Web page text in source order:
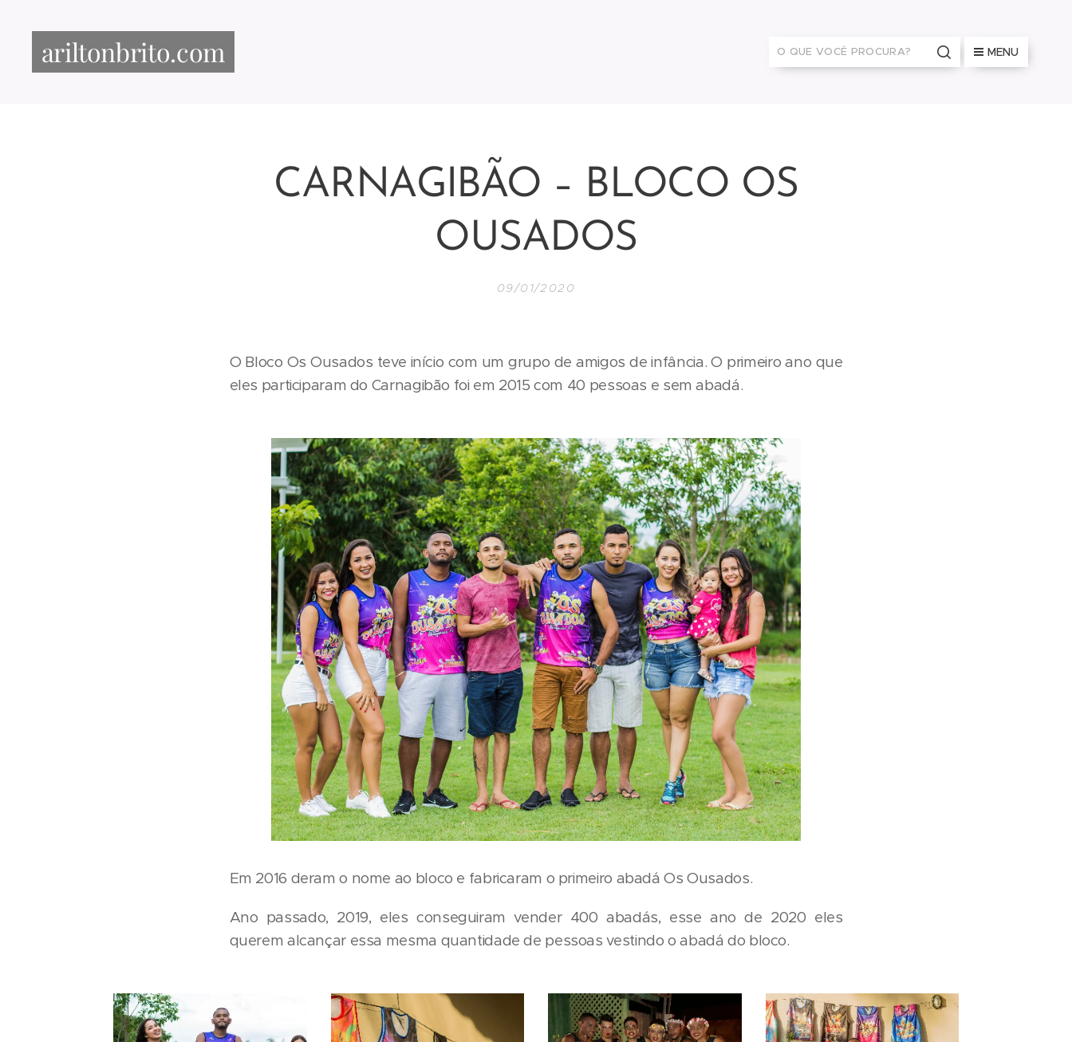
ariltonbrito.com MENU
CARNAGIBÃO – BLOCO OS
OUSADOS
09/01/2020
O Bloco Os Ousados teve início com um grupo de amigos de infância. O primeiro ano que
eles participaram do Carnagibão foi em 2015 com 40 pessoas e sem abadá.
Em 2016 deram o nome ao bloco e fabricaram o primeiro abadá Os Ousados.
Ano passado, 2019, eles conseguiram vender 400 abadás, esse ano de 2020 eles
querem alcançar essa mesma quantidade de pessoas vestindo o abadá do bloco.